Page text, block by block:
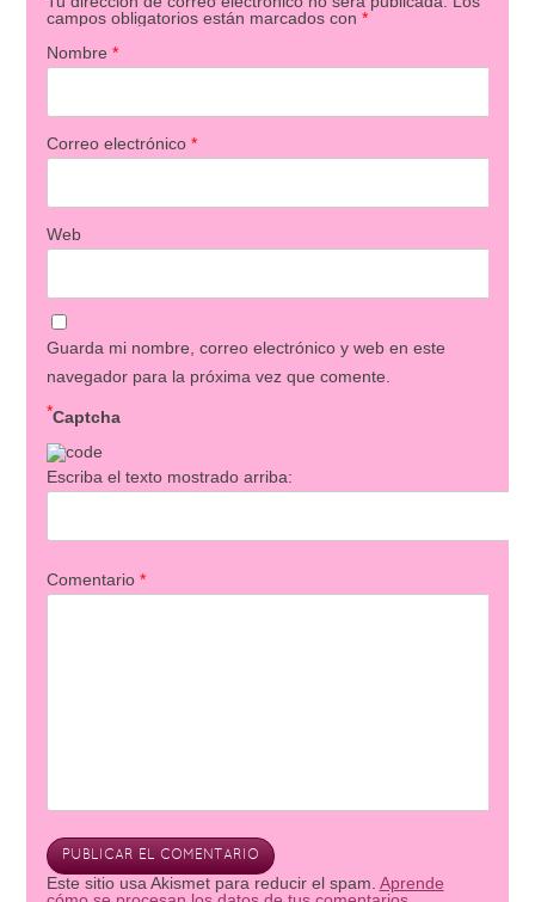
campos obligatorios están marcados con *
Nombre *
Correo electrónico *
Web
Guarda mi nombre, correo electrónico y web en este
navegador para la próxima vez que comente.
Captcha
*
Escriba el texto mostrado arriba:
Comentario *
Este sitio usa Akismet para reducir el spam. Aprende